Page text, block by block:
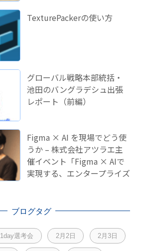
TexturePackerの使い方
グローバル戦略本部統括・
池田のバングラデシュ出張
レポート（前編）
Figma × AI を現場でどう使
うか – 株式会社アツラエ主
催イベント「Figma × AIで
実現する、エンタープライズ
ブログタグ
1day選考会 2月2日 2月3日